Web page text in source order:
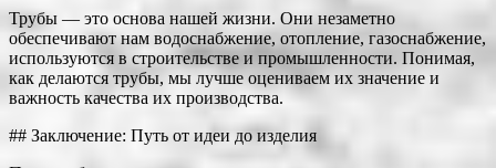
Трубы — это основа нашей жизни. Они незаметно
обеспечивают нам водоснабжение, отопление, газоснабжение,
используются в строительстве и промышленности. Понимая,
как делаются трубы, мы лучше оцениваем их значение и
важность качества их производства.
## Заключение: Путь от идеи до изделия